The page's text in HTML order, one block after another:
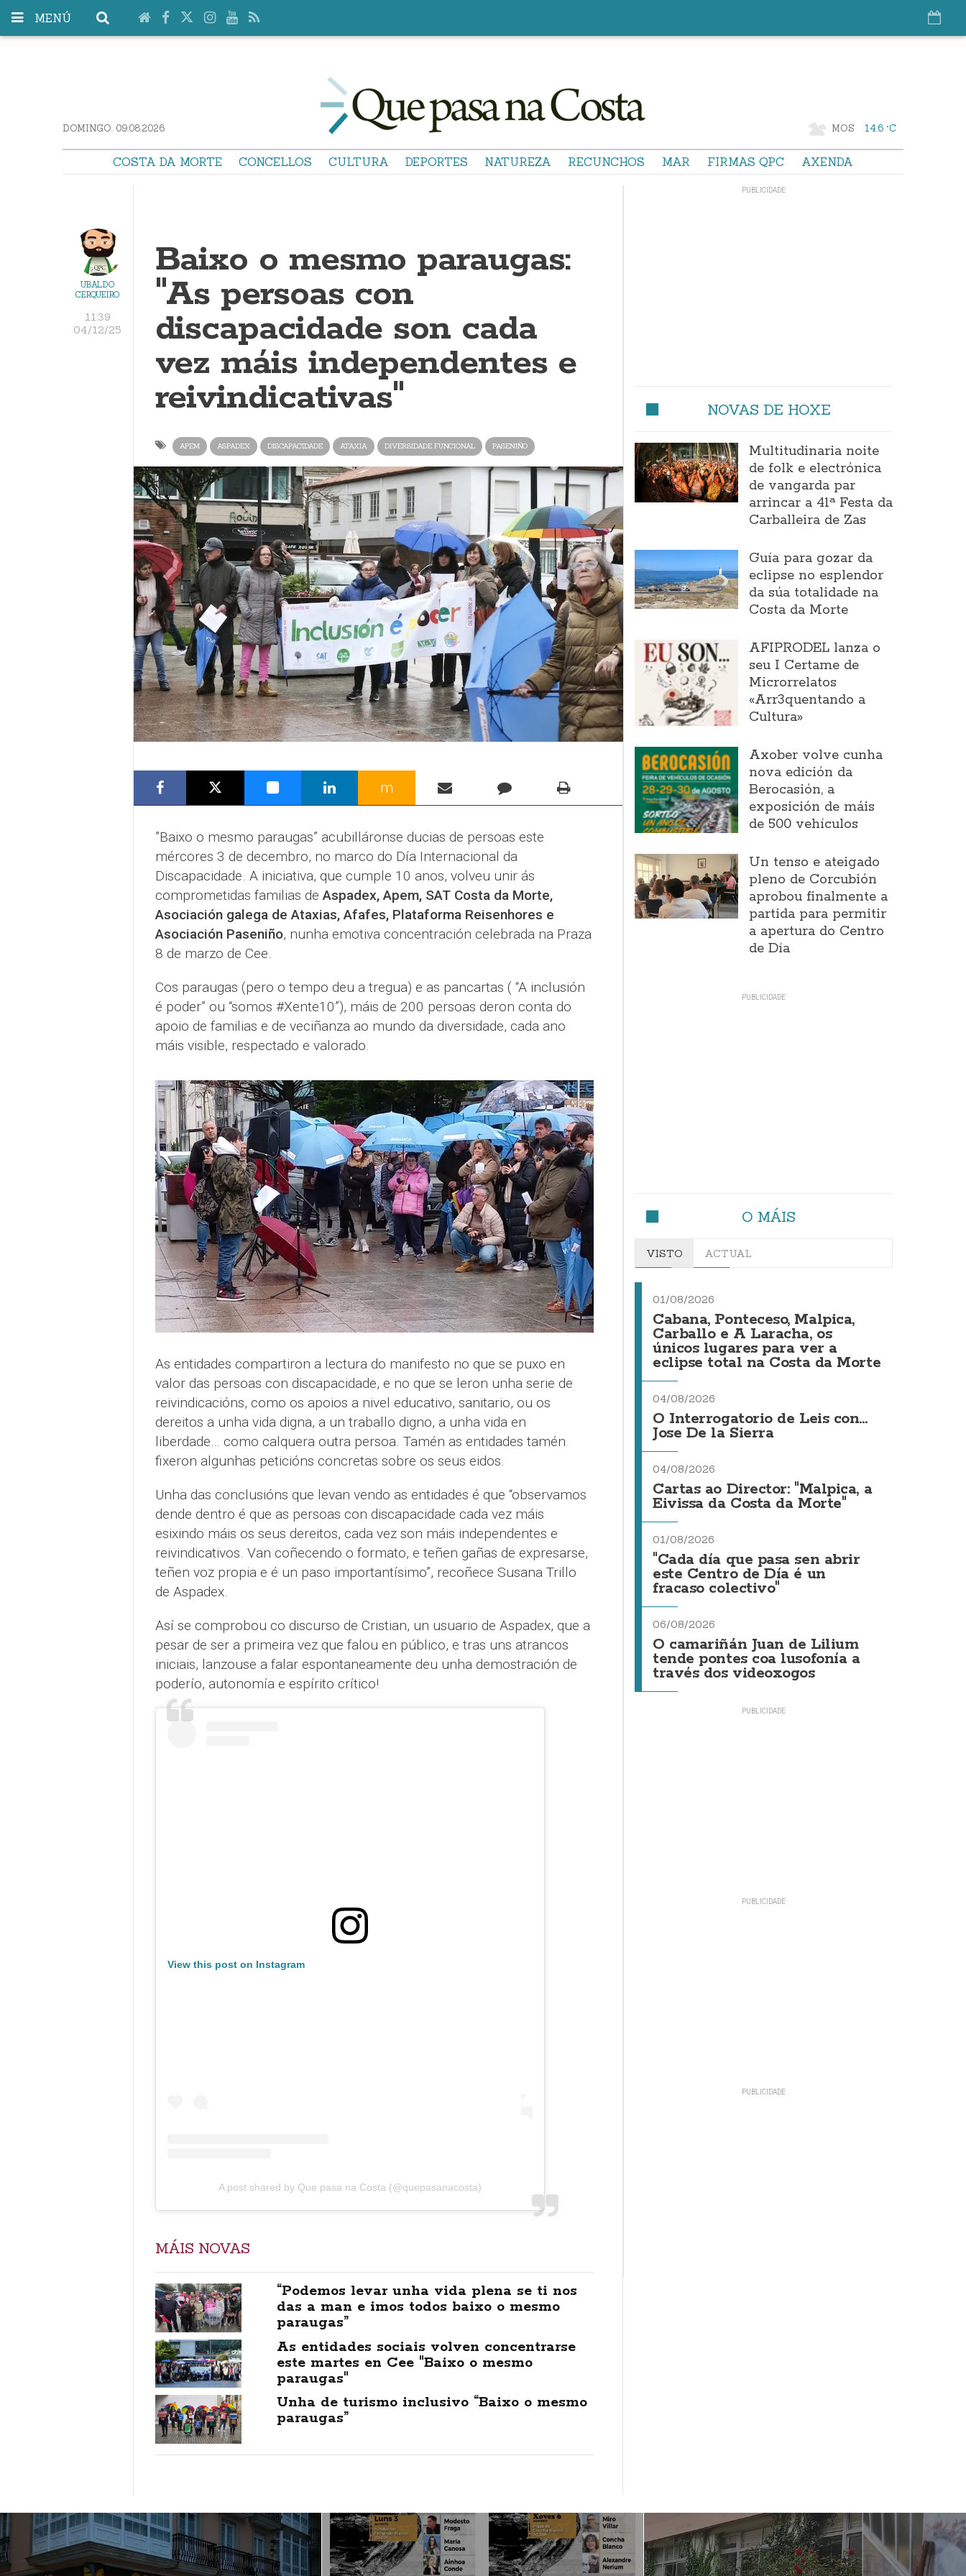
MENÚ
DOMINGO. 09.08.2026 MOS 14.6 °C
COSTA DA MORTE CONCELLOS CULTURA DEPORTES NATUREZA RECUNCHOS MAR FIRMAS QPC AXENDA
UBALDO
CERQUEIRO
11:39
04/12/25
Baixo o mesmo paraugas:
"As persoas con
discapacidade son cada
vez máis independentes e
reivindicativas"
APEM ASPADEX DISCAPACIDADE ATAXIA DIVERSIDADE FUNCIONAL PASENIÑO
m
”Baixo o mesmo paraugas” acubilláronse ducias de persoas este
mércores 3 de decembro, no marco do Día Internacional da
Discapacidade. A iniciativa, que cumple 10 anos, volveu unir ás
comprometidas familias deAspadex, Apem, SAT Costa da Morte,
Asociación galega de Ataxias, Afafes, Plataforma Reisenhores e
Asociación Paseniño, nunha emotiva concentración celebrada na Praza
8 de marzo de Cee.
Cos paraugas (pero o tempo deu a tregua) e as pancartas ( “A inclusión
é poder” ou “somos #Xente10”), máis de 200 persoas deron conta do
apoio de familias e de veciñanza ao mundo da diversidade, cada ano
máis visible, respectado e valorado.
As entidades compartiron a lectura do manifesto no que se puxo en
valor das persoas con discapacidade, e no que se leron unha serie de
reivindicacións, como os apoios a nivel educativo, sanitario, ou os
dereitos a unha vida digna, a un traballo digno, a unha vida en
liberdade… como calquera outra persoa. Tamén as entidades tamén
fixeron algunhas peticións concretas sobre os seus eidos.
Unha das conclusións que levan vendo as entidades é que “observamos
dende dentro é que as persoas con discapacidade cada vez máis
esixindo máis os seus dereitos, cada vez son máis independentes e
reivindicativos. Van coñecendo o formato, e teñen gañas de expresarse,
teñen voz propia e é un paso importantísimo”, recoñece Susana Trillo
de Aspadex.
Así se comprobou co discurso de Cristian, un usuario de Aspadex, que a
pesar de ser a primeira vez que falou en público, e tras uns atrancos
iniciais, lanzouse a falar espontaneamente deu unha demostración de
poderío, autonomía e espírito crítico!
View this post on Instagram
A post shared by Que pasa na Costa (@quepasanacosta)
MÁIS NOVAS
“Podemos levar unha vida plena se ti nos
das a man e imos todos baixo o mesmo
paraugas”
As entidades sociais volven concentrarse
este martes en Cee "Baixo o mesmo
paraugas"
Unha de turismo inclusivo “Baixo o mesmo
paraugas”
NOVAS DE HOXE
Multitudinaria noite
de folk e electrónica
de vangarda par
arrincar a 41ª Festa da
Carballeira de Zas
Guía para gozar da
eclipse no esplendor
da súa totalidade na
Costa da Morte
AFIPRODEL lanza o
seu I Certame de
Microrrelatos
«Arr3quentando a
Cultura»
Axober volve cunha
nova edición da
Berocasión, a
exposición de máis
de 500 vehículos
Un tenso e ateigado
pleno de Corcubión
aprobou finalmente a
partida para permitir
a apertura do Centro
de Día
O MÁIS
VISTO ACTUAL
01/08/2026
Cabana, Ponteceso, Malpica,
Carballo e A Laracha, os
únicos lugares para ver a
eclipse total na Costa da Morte
04/08/2026
O Interrogatorio de Leis con...
Jose De la Sierra
04/08/2026
Cartas ao Director: "Malpica, a
Eivissa da Costa da Morte"
01/08/2026
"Cada día que pasa sen abrir
este Centro de Día é un
fracaso colectivo"
06/08/2026
O camariñán Juan de Lilium
tende pontes coa lusofonía a
través dos videoxogos